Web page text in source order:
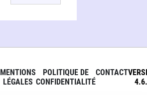
MENTIONS
LÉGALES
POLITIQUE DE
CONFIDENTIALITÉ
CONTACT